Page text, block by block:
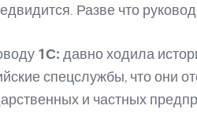
Разве что
1С: давно ходила
спецслужбы, что они
и частных